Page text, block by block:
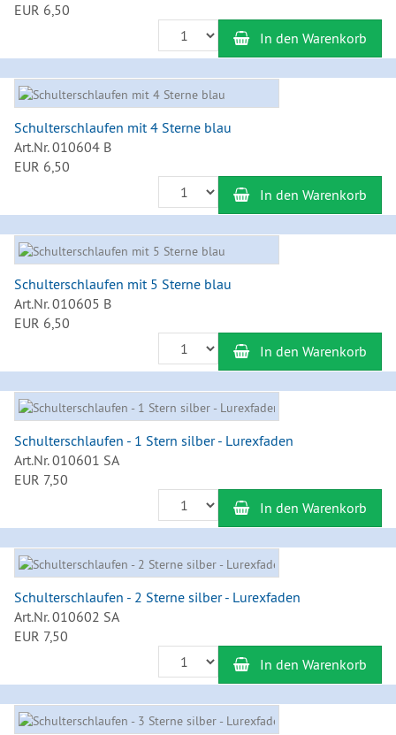
EUR 6,50
Anzahl
In den Warenkorb
Schulterschlaufen mit 4 Sterne blau
Art.Nr. 010604 B
EUR 6,50
Anzahl
In den Warenkorb
Schulterschlaufen mit 5 Sterne blau
Art.Nr. 010605 B
EUR 6,50
Anzahl
In den Warenkorb
Schulterschlaufen - 1 Stern silber - Lurexfaden
Art.Nr. 010601 SA
EUR 7,50
Anzahl
In den Warenkorb
Schulterschlaufen - 2 Sterne silber - Lurexfaden
Art.Nr. 010602 SA
EUR 7,50
Anzahl
In den Warenkorb